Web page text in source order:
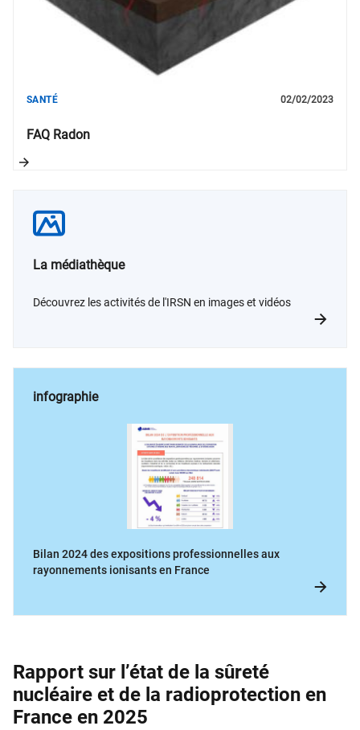
FAQ Radon
SANTÉ 02/02/2023
La médiathèque
Découvrez les activités de l'IRSN en images et vidéos
infographie
Bilan 2024 des expositions professionnelles aux
rayonnements ionisants en France
Rapport sur l’état de la sûreté
nucléaire et de la ­radioprotection en
France en 2025